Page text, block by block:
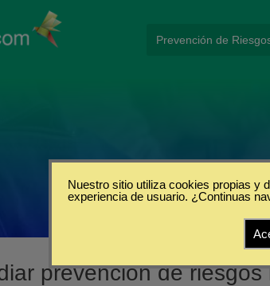
prevención de
Nuestro sitio utiliza cookies propias y
experiencia de usuario. ¿Continuas